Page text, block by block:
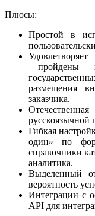
Плюсы:
Простой в
—пройдены
размещения
заказчика.
русскоязычной
Гибкая
один» по
справочники
аналитика.
Выделенный
вероятность
Интеграции с
API для